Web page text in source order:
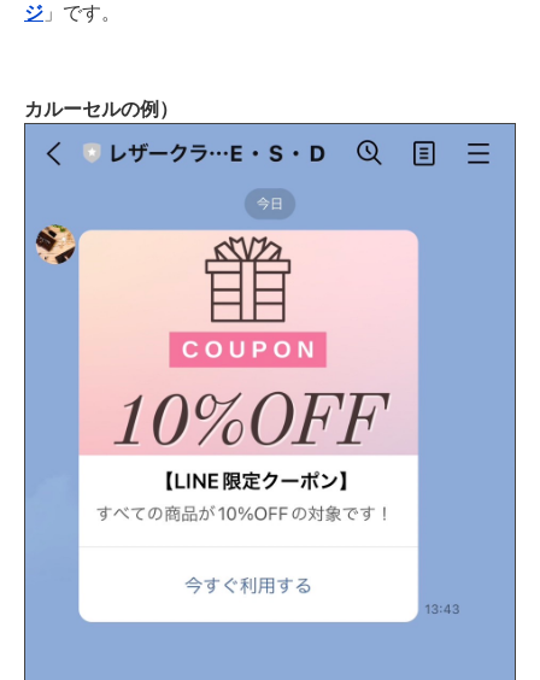
ジ 」です。
カルーセルの例）